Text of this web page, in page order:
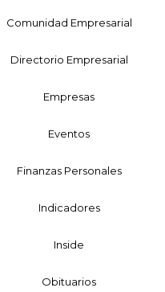
Comunidad Empresarial
Directorio Empresarial
Empresas
Eventos
Finanzas Personales
Indicadores
Inside
Obituarios